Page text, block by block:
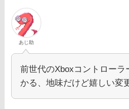
あじ助
前世代のXboxコントローラ
かる、地味だけど嬉しい変